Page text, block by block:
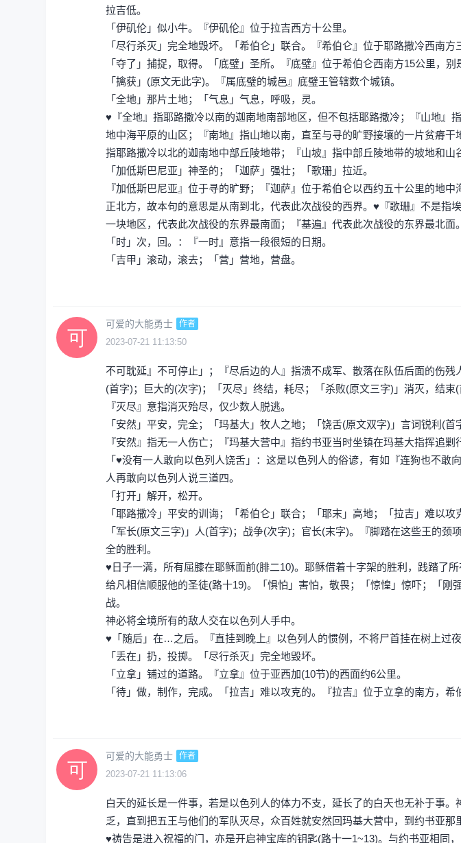
拉吉低。
「伊矶伦」似小牛。『伊矶伦』位于拉吉西方十公里。
「尽行杀灭」完全地毁坏。「希伯仑」联合。『希伯仑』位于耶路撒冷西南方
「夺了」捕捉，取得。「底璧」圣所。『底璧』位于希伯仑西南方15公里，别
「擒获」(原文无此字)。『属底璧的城邑』底璧王管辖数个城镇。
「全地」那片土地；「气息」气息，呼吸，灵。
♥『全地』指耶路撒冷以南的迦南地南部地区，但不包括耶路撒冷；『山地』
地中海平原的山区；『南地』指山地以南，直至与寻的旷野接壤的一片贫瘠干
指耶路撒冷以北的迦南地中部丘陵地带；『山坡』指中部丘陵地带的坡地和山
「加低斯巴尼亚」神圣的；「迦萨」强壮；「歌珊」拉近。
『加低斯巴尼亚』位于寻的旷野；『迦萨』位于希伯仑以西约五十公里的地
正北方，故本句的意思是从南到北，代表此次战役的西界。♥『歌珊』不是指
一块地区，代表此次战役的东界最南面；『基遍』代表此次战役的东界最北面。
「时」次，回。：『一时』意指一段很短的日期。
「吉甲」滚动，滚去；「营」营地，营盘。
可爱的大能勇士 作者
2023-07-21 11:13:50
不可耽延』不可停止」；『尽后边的人』指溃不成军、散落在队伍后面的伤
(首字)；巨大的(次字)；「灭尽」终结，耗尽；「杀败(原文三字)」消灭，结束
『灭尽』意指消灭殆尽，仅少数人脱逃。
「安然」平安，完全；「玛基大」牧人之地；「饶舌(原文双字)」言词锐利(首
『安然』指无一人伤亡；『玛基大营中』指约书亚当时坐镇在玛基大指挥追剿
「♥没有一人敢向以色列人饶舌」：这是以色列人的俗谚，有如『连狗也不敢
人再敢向以色列人说三道四。
「打开」解开，松开。
「耶路撒冷」平安的训诲；「希伯仑」联合；「耶末」高地；「拉吉」难以攻
「军长(原文三字)」人(首字)；战争(次字)；官长(末字)。『脚踏在这些王的颈
全的胜利。
♥日子一满，所有屈膝在耶稣面前(腓二10)。耶稣借着十字架的胜利，践踏了
给凡相信顺服他的圣徒(路十19)。「惧怕」害怕，敬畏；「惊惶」惊吓；「刚
战。
神必将全境所有的敌人交在以色列人手中。
♥「随后」在…之后。『直挂到晚上』以色列人的惯例，不将尸首挂在树上过夜
「丢在」扔，投掷。「尽行杀灭」完全地毁坏。
「立拿」铺过的道路。『立拿』位于亚西加(10节)的西面约6公里。
「待」做，制作，完成。「拉吉」难以攻克的。『拉吉』位于立拿的南方，希
可爱的大能勇士 作者
2023-07-21 11:13:06
白天的延长是一件事，若是以色列人的体力不支，延长了的白天也无补于事
乏，直到把五王与他们的军队灭尽，众百姓就安然回玛基大营中，到约书亚那
♥祷告是进入祝福的门，亦是开启神宝库的钥匙(路十一1~13)。与约书亚相同